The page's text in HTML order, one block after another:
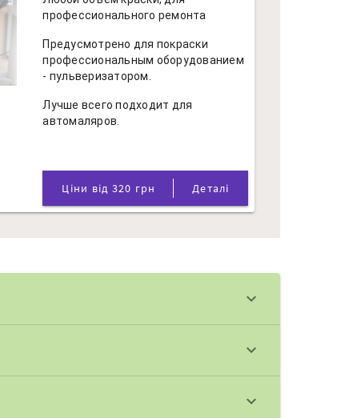
профессионального ремонта
Предусмотрено для покраски
профессиональным оборудованием
- пульверизатором.
Лучше всего подходит для
автомаляров.
Ціни від 320 грн Деталі
keyboard_arrow_down
keyboard_arrow_down
keyboard_arrow_down